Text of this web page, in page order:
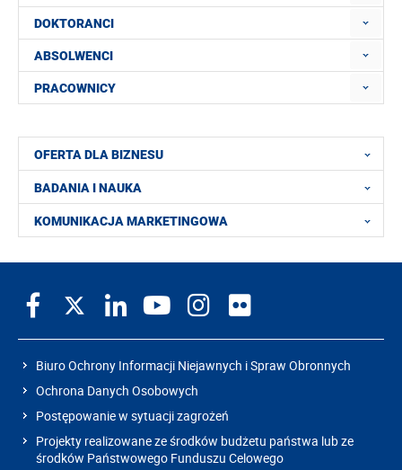
DOKTORANCI
ABSOLWENCI
PRACOWNICY
OFERTA DLA BIZNESU
BADANIA I NAUKA
KOMUNIKACJA MARKETINGOWA
Biuro Ochrony Informacji Niejawnych i Spraw Obronnych
Ochrona Danych Osobowych
Postępowanie w sytuacji zagrożeń
Projekty realizowane ze środków budżetu państwa lub ze
środków Państwowego Funduszu Celowego